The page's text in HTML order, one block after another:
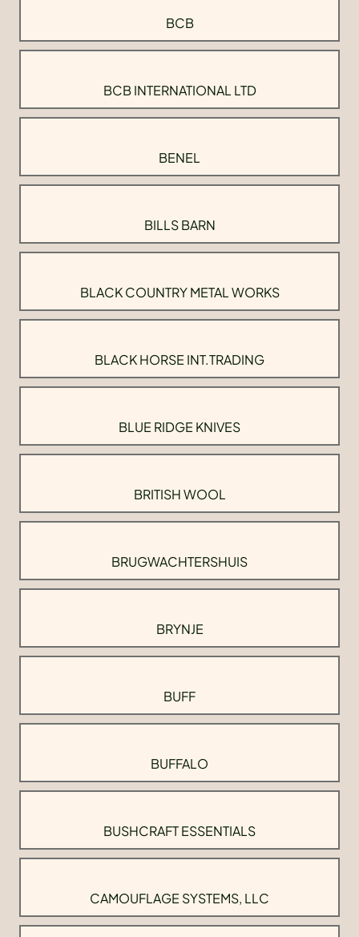
BCB
BCB INTERNATIONAL LTD
BENEL
BILLS BARN
BLACK COUNTRY METAL WORKS
BLACK HORSE INT.TRADING
BLUE RIDGE KNIVES
BRITISH WOOL
BRUGWACHTERSHUIS
BRYNJE
BUFF
BUFFALO
BUSHCRAFT ESSENTIALS
CAMOUFLAGE SYSTEMS, LLC